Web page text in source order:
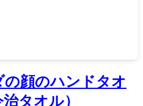
の顔のハンドタオ
タオル）